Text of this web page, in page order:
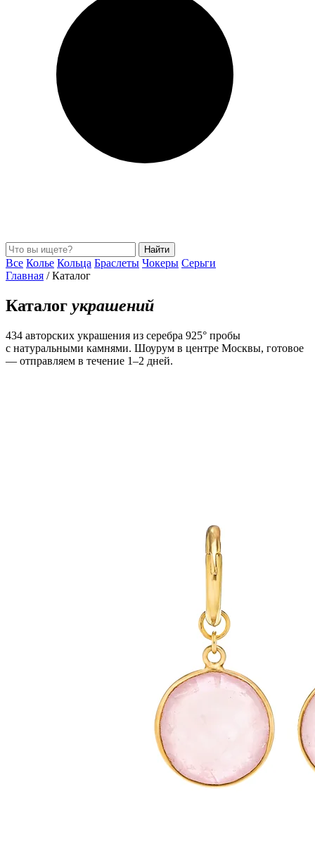
Найти
Все Колье Кольца Браслеты Чокеры Серьги
Главная / Каталог
Каталог украшений
434 авторских украшения из серебра 925° пробы
с натуральными камнями. Шоурум в центре Москвы, готовое
— отправляем в течение 1–2 дней.